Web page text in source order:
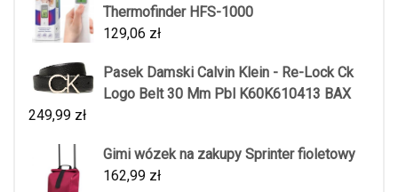
Thermofinder HFS-1000
129,06 zł
Pasek Damski Calvin Klein - Re-Lock Ck
Logo Belt 30 Mm Pbl K60K610413 BAX
249,99 zł
Gimi wózek na zakupy Sprinter fioletowy
162,99 zł